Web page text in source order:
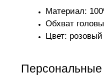
Материал:
Обхват
Цвет: розовый